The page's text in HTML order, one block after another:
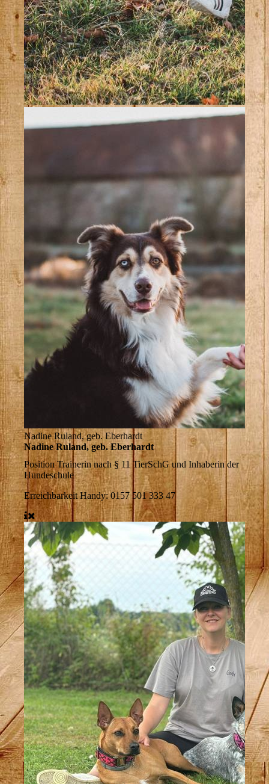
Nadine Ruland, geb. Eberhardt
Nadine Ruland, geb. Eberhardt
PositionTrainerin nach § 11 TierSchG und Inhaberin der
Hundeschule
ErreichbarkeitHandy: 0157 501 333 47